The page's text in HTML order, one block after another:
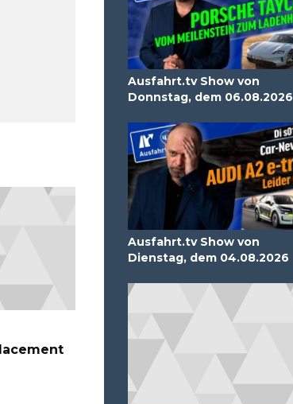
Ausfahrt.tv Show von
Donnstag, dem 06.08.2026
Ausfahrt.tv Show von
Dienstag, dem 04.08.2026